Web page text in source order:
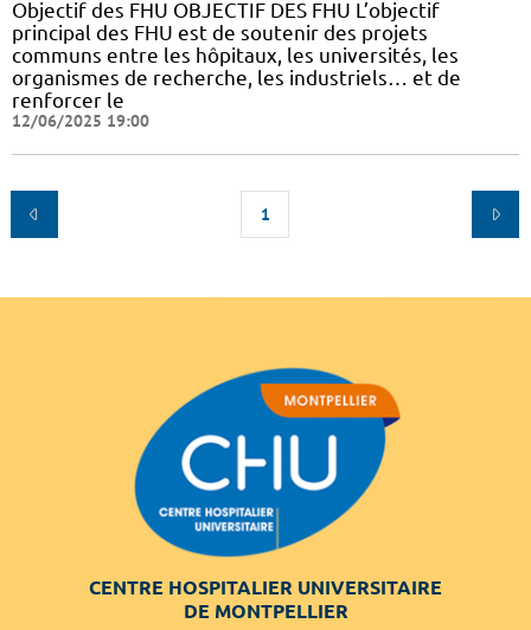
Objectif des FHU OBJECTIF DES FHU L’objectif
principal des FHU est de soutenir des projets
communs entre les hôpitaux, les universités, les
organismes de recherche, les industriels… et de
renforcer le
12/06/2025 19:00
1
CENTRE HOSPITALIER UNIVERSITAIRE
DE MONTPELLIER